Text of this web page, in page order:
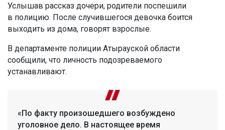
Услышав рассказ дочери, родители поспешили
в полицию. После случившегося девочка боится
выходить из дома, говорят взрослые.
В департаменте полиции Атырауской области
сообщили, что личность подозреваемого
устанавливают.
«По факту произошедшего возбуждено
уголовное дело. В настоящее время